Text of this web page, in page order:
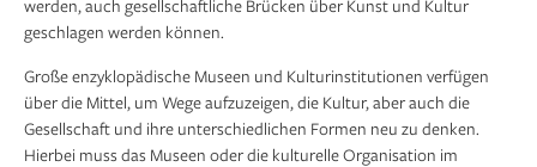
werden, auch gesellschaftliche Brücken über Kunst und Kultur
geschlagen werden können.
Große enzyklopädische Museen und Kulturinstitutionen verfügen
über die Mittel, um Wege aufzuzeigen, die Kultur, aber auch die
Gesellschaft und ihre unterschiedlichen Formen neu zu denken.
Hierbei muss das Museen oder die kulturelle Organisation im